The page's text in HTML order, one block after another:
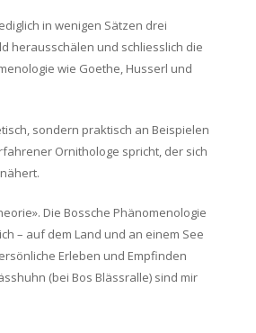
in wenigen Sätzen drei
herausschälen und schliesslich die
wie Goethe, Husserl und
sondern praktisch an Beispielen
Ornithologe spricht, der sich
Die Bossche Phänomenologie
– auf dem Land und an einem See
Erleben und Empfinden
(bei Bos Blässralle) sind mir